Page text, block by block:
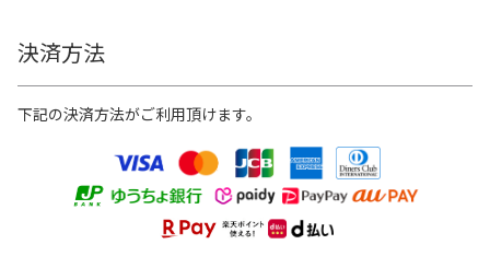
決済方法
下記の決済方法がご利用頂けます。